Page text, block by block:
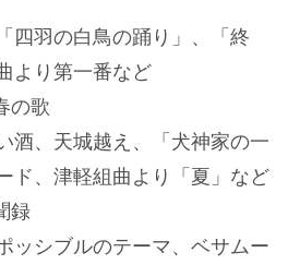
四羽の白鳥の踊り」、「終
より第一番など
の歌
酒、天城越え、「犬神家の一
ド、津軽組曲より「夏」など
録
ッシブルのテーマ、ベサムー